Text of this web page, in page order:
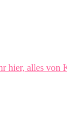
alles von